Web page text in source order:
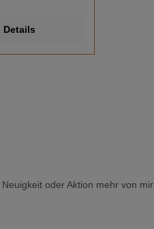
Details
oder Aktion mehr von mir.